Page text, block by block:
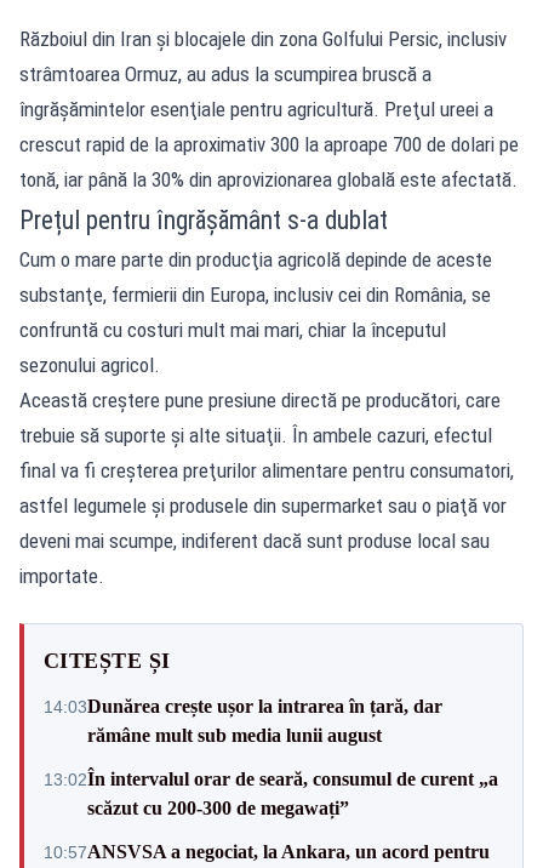
Războiul din Iran şi blocajele din zona Golfului Persic, inclusiv
strâmtoarea Ormuz, au adus la scumpirea bruscă a
îngrăşămintelor esenţiale pentru agricultură. Preţul ureei a
crescut rapid de la aproximativ 300 la aproape 700 de dolari pe
tonă, iar până la 30% din aprovizionarea globală este afectată.
Prețul pentru îngrășământ s-a dublat
Cum o mare parte din producţia agricolă depinde de aceste
substanţe, fermierii din Europa, inclusiv cei din România, se
confruntă cu costuri mult mai mari, chiar la începutul
sezonului agricol.
Această creştere pune presiune directă pe producători, care
trebuie să suporte şi alte situaţii. În ambele cazuri, efectul
final va fi creşterea preţurilor alimentare pentru consumatori,
astfel legumele şi produsele din supermarket sau o piaţă vor
deveni mai scumpe, indiferent dacă sunt produse local sau
importate.
CITEȘTE ȘI
14:03Dunărea crește ușor la intrarea în țară, dar
rămâne mult sub media lunii august
13:02În intervalul orar de seară, consumul de curent „a
scăzut cu 200-300 de megawați”
10:57ANSVSA a negociat, la Ankara, un acord pentru